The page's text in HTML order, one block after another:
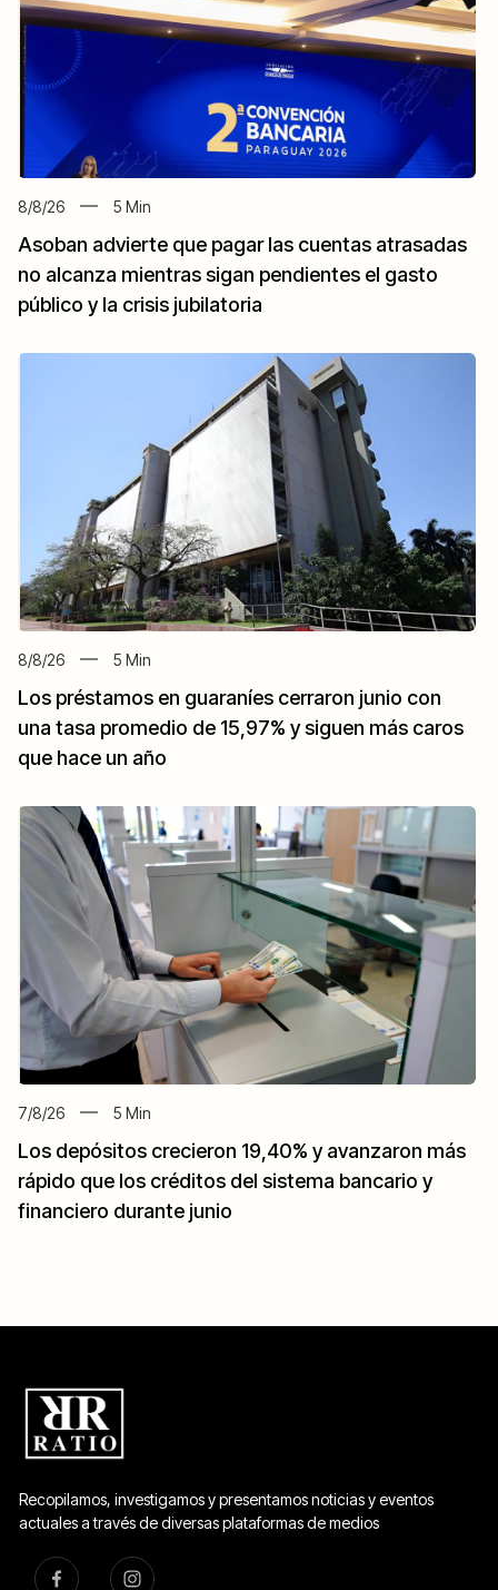
8/8/26 5 Min
Asoban advierte que pagar las cuentas atrasadas
no alcanza mientras sigan pendientes el gasto
público y la crisis jubilatoria
8/8/26 5 Min
Los préstamos en guaraníes cerraron junio con
una tasa promedio de 15,97% y siguen más caros
que hace un año
7/8/26 5 Min
Los depósitos crecieron 19,40% y avanzaron más
rápido que los créditos del sistema bancario y
financiero durante junio
Recopilamos, investigamos y presentamos noticias y eventos
actuales a través de diversas plataformas de medios